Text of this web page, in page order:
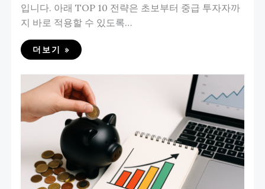
입니다. 아래 TOP 10 전략은 초보부터 중급 투자자까
지 바로 적용할 수 있도록…
더보기 »